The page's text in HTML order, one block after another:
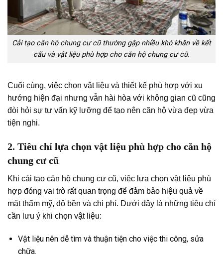
Cải tạo căn hộ chung cư cũ thường gặp nhiều khó khăn về kết
cấu và vật liệu phù hợp cho căn hộ chung cư cũ.
Cuối cùng, việc chọn vật liệu và thiết kế phù hợp với xu
hướng hiện đại nhưng vẫn hài hòa với không gian cũ cũng
đòi hỏi sự tư vấn kỹ lưỡng để tạo nên căn hộ vừa đẹp vừa
tiện nghi.
2. Tiêu chí lựa chọn vật liệu phù hợp cho căn hộ
chung cư cũ
Khi cải tạo căn hộ chung cư cũ, việc lựa chọn vật liệu phù
hợp đóng vai trò rất quan trọng để đảm bảo hiệu quả về
mặt thẩm mỹ, độ bền và chi phí. Dưới đây là những tiêu chí
cần lưu ý khi chọn vật liệu:
Vật liệu nên dễ tìm và thuận tiện cho việc thi công, sửa
chữa.